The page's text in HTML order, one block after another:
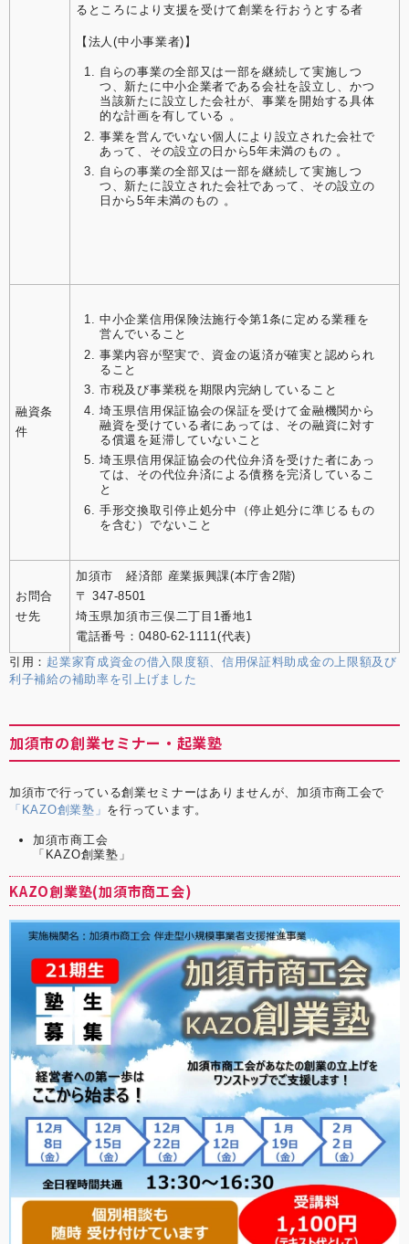
るところにより支援を受けて創業を行おうとする者
【法人(中小事業者)】
自らの事業の全部又は一部を継続して実施しつ
つ、新たに中小企業者である会社を設立し、かつ
当該新たに設立した会社が、事業を開始する具体
的な計画を有している 。
事業を営んでいない個人により設立された会社で
あって、その設立の日から5年未満のもの 。
自らの事業の全部又は一部を継続して実施しつ
つ、新たに設立された会社であって、その設立の
日から5年未満のもの 。
融資条
件
中小企業信用保険法施行令第1条に定める業種を
営んでいること
事業内容が堅実で、資金の返済が確実と認められ
ること
市税及び事業税を期限内完納していること
埼玉県信用保証協会の保証を受けて金融機関から
融資を受けている者にあっては、その融資に対す
る償還を延滞していないこと
埼玉県信用保証協会の代位弁済を受けた者にあっ
ては、その代位弁済による債務を完済しているこ
と
手形交換取引停止処分中（停止処分に準じるもの
を含む）でないこと
お問合
せ先
加須市 経済部 産業振興課(本庁舎2階)
〒 347-8501
埼玉県加須市三俣二丁目1番地1
電話番号：0480-62-1111(代表)
引用： 起業家育成資金の借入限度額、信用保証料助成金の上限額及び
利子補給の補助率を引上げました
加須市の創業セミナー・起業塾
加須市で行っている創業セミナーはありませんが、加須市商工会で
「KAZO創業塾」 を行っています。
加須市商工会
「KAZO創業塾」
KAZO創業塾(加須市商工会)